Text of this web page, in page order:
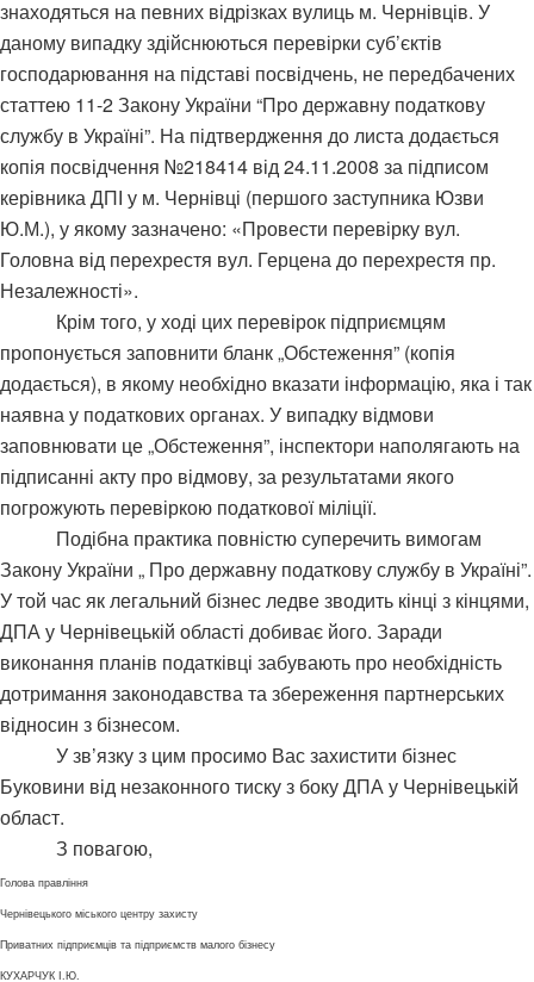
знаходяться на певних відрізках вулиць м. Чернівців. У
даному випадку здійснюються перевірки суб’єктів
господарювання на підставі посвідчень, не передбачених
статтею 11-2 Закону України “Про державну податкову
службу в Україні”. На підтвердження до листа додається
копія посвідчення №218414 від 24.11.2008 за підписом
керівника ДПІ у м. Чернівці (першого заступника Юзви
Ю.М.), у якому зазначено: «Провести перевірку вул.
Головна від перехрестя вул. Герцена до перехрестя пр.
Незалежності».
Крім того, у ході цих перевірок підприємцям
пропонується заповнити бланк „Обстеження” (копія
додається), в якому необхідно вказати інформацію, яка і так
наявна у податкових органах. У випадку відмови
заповнювати це „Обстеження”, інспектори наполягають на
підписанні акту про відмову, за результатами якого
погрожують перевіркою податкової міліції.
Подібна практика повністю суперечить вимогам
Закону України „ Про державну податкову службу в Україні”.
У той час як легальний бізнес ледве зводить кінці з кінцями,
ДПА у Чернівецькій області добиває його. Заради
виконання планів податківці забувають про необхідність
дотримання законодавства та збереження партнерських
відносин з бізнесом.
У зв’язку з цим просимо Вас захистити бізнес
Буковини від незаконного тиску з боку ДПА у Чернівецькій
област.
З повагою,
Голова правління
Чернівецького міського центру захисту
Приватних підприємців та підприємств малого бізнесу
КУХАРЧУК І.Ю.